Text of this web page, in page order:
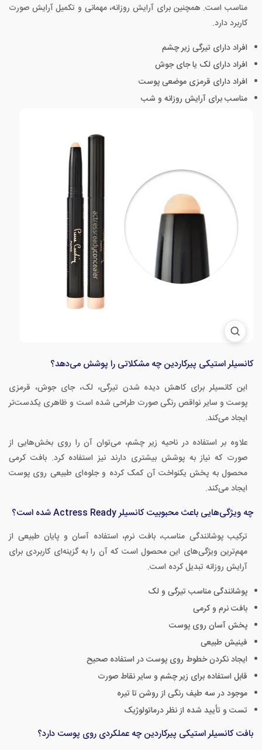
مناسب است. همچنین برای آرایش روزانه، مهمانی و تکمیل آرایش صورت
کاربرد دارد.
افراد دارای تیرگی زیر چشم
افراد دارای لک یا جای جوش
افراد دارای قرمزی موضعی پوست
مناسب برای آرایش روزانه و شب
کانسیلر استیکی پیرکاردین چه مشکلاتی را پوشش می‌دهد؟
این کانسیلر برای کاهش دیده شدن تیرگی، لک، جای جوش، قرمزی
پوست و سایر نواقص رنگی صورت طراحی شده است و ظاهری یکدست‌تر
ایجاد می‌کند.
علاوه بر استفاده در ناحیه زیر چشم، می‌توان آن را روی بخش‌هایی از
صورت که نیاز به پوشش بیشتری دارند نیز استفاده کرد. بافت کرمی
محصول به پخش یکنواخت آن کمک کرده و جلوه‌ای طبیعی روی پوست
ایجاد می‌کند.
چه ویژگی‌هایی باعث محبوبیت کانسیلر Actress Ready شده است؟
ترکیب پوشانندگی مناسب، بافت نرم، استفاده آسان و پایان طبیعی از
مهم‌ترین ویژگی‌های این محصول است که آن را به گزینه‌ای کاربردی برای
آرایش روزانه تبدیل کرده است.
پوشانندگی مناسب تیرگی و لک
بافت نرم و کرمی
پخش آسان روی پوست
فینیش طبیعی
ایجاد نکردن خطوط روی پوست در استفاده صحیح
قابل استفاده برای زیر چشم و سایر نقاط صورت
موجود در سه طیف رنگی از روشن تا تیره
تست و تأیید شده از نظر درماتولوژیک
بافت کانسیلر استیکی پیرکاردین چه عملکردی روی پوست دارد؟